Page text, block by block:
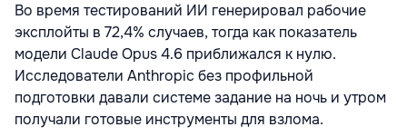
Во время тестирований ИИ генерировал рабочие
эксплойты в 72,4% случаев, тогда как показатель
модели Claude Opus 4.6 приближался к нулю.
Исследователи Anthropic без профильной
подготовки давали системе задание на ночь и утром
получали готовые инструменты для взлома.